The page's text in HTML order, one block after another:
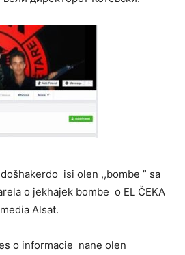
isi olen ,,bombe ” sa
o jekhajek bombe o EL ČEKA
Alsat.
o informacie nane olen